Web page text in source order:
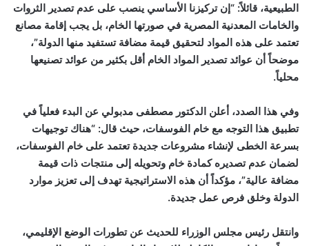
الطبيعية، قائلاً: “إن تركيزنا الأساسي ينصب على عدم تصدير الثروات
والخامات المعدنية المصرية في صورتها الخام، بل يجب إقامة مصانع
تعتمد على هذه المواد لتحقيق قيمة مضافة تستفيد منها الدولة”،
موضحاً أن عوائد تصدير المواد الخام أقل بكثير من عوائد تصنيعها
محلياً.
وفي هذا الصدد، أعلن الدكتور مصطفى مدبولي عن البدء فعلياً في
تطبيق هذا التوجه مع خام الفوسفات، حيث قال: “هناك توجيهات
بسرعة الخطى لإنشاء مشروعات جديدة تعتمد على خام الفوسفات،
لضمان عدم تصديره كمادة خام وتحويله إلى منتجات ذات قيمة
مضافة عالية”، مؤكداً أن هذه الاستراتيجية تهدف إلى تعزيز موارد
الدولة وخلق فرص عمل جديدة.
وانتقل رئيس مجلس الوزراء للحديث عن تطورات الوضع الإقليمي،